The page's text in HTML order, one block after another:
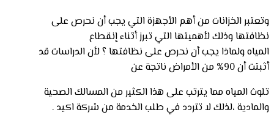
وتعتبر الخزانات من أهم الأجهزة التي يجب أن نحرص على
نظافتها وذلك لأهميتها التي تبرز أثناء إنقطاع
المياه ولماذا يجب أن نحرص على نظافتها ؟ لأن الدراسات قد
أثبتت أن 90% من الأمراض ناتجة عن
تلوث المياه مما يترتب على هذا الكثير من المسالك الصحية
والمادية ،لذلك لا تتردد في طلب الخدمة من شركة اكيد .